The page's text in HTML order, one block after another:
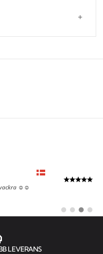
vackra ☺️☺️
Byt
till
Byt
till
Byt
till
Byt
till
LEVERANS